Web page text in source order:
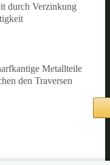
durch Verzinkung
Metallteile
den Traversen